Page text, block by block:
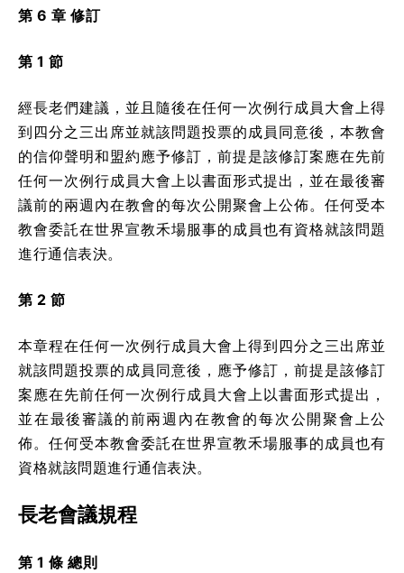
第 6 章 修訂
第 1 節
經長老們建議，並且隨後在任何一次例行成員大會上得
到四分之三出席並就該問題投票的成員同意後，本教會
的信仰聲明和盟約應予修訂，前提是該修訂案應在先前
任何一次例行成員大會上以書面形式提出，並在最後審
議前的兩週內在教會的每次公開聚會上公佈。任何受本
教會委託在世界宣教禾場服事的成員也有資格就該問題
進行通信表決。
第 2 節
本章程在任何一次例行成員大會上得到四分之三出席並
就該問題投票的成員同意後，應予修訂，前提是該修訂
案應在先前任何一次例行成員大會上以書面形式提出，
並在最後審議的前兩週內在教會的每次公開聚會上公
佈。任何受本教會委託在世界宣教禾場服事的成員也有
資格就該問題進行通信表決。
長老會議規程
第 1 條 總則